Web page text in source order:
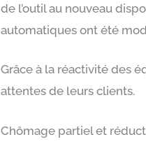
de l’outil au nouveau
automatiques ont été
Grâce à la réactivité des
attentes de leurs clients.
Chômage partiel et